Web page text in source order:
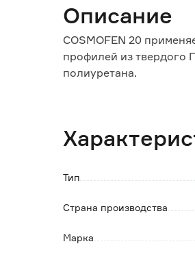
Описание
COSMOFEN 20
профилей из твердого
полиуретана.
Позволяет удалить
от загрязнений
Тип
Страна производства
Марка